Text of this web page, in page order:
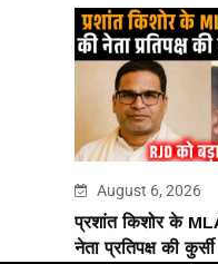
August 6, 2026
प्रशांत किशोर के
नेता प्रतिपक्ष की